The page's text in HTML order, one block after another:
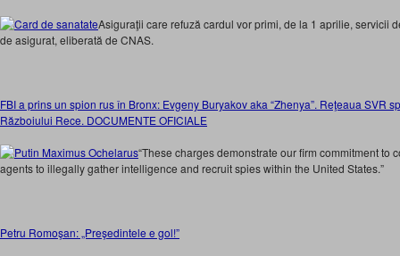
Asiguraţii care refuză cardul vor primi, de la 1 aprilie, servicii
de asigurat, eliberată de CNAS.
FBI a prins un spion rus în Bronx: Evgeny Buryakov aka “Zhenya”. Reţeaua SVR
Războiului Rece. DOCUMENTE OFICIALE
“These charges demonstrate our firm commitment to
agents to illegally gather intelligence and recruit spies within the United States.”
Petru Romoşan: „Preşedintele e gol!”